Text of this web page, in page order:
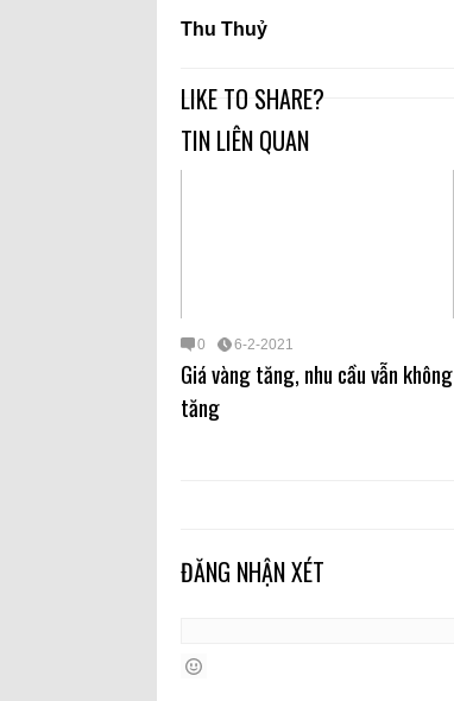
Thu Thuỷ
LIKE TO SHARE?
TIN LIÊN QUAN
0 6-2-2021
Giá vàng tăng, nhu cầu vẫn không
tăng
ĐĂNG NHẬN XÉT